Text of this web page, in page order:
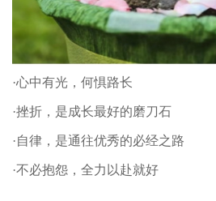
·心中有光，何惧路长
·挫折，是成长最好的磨刀石
·自律，是通往优秀的必经之路
·不必抱怨，全力以赴就好